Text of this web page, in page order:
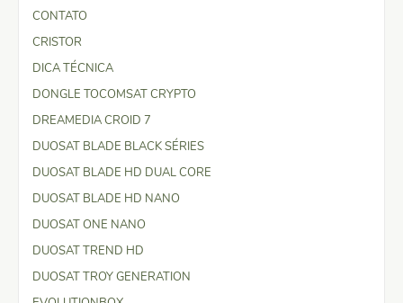
CONTATO
CRISTOR
DICA TÉCNICA
DONGLE TOCOMSAT CRYPTO
DREAMEDIA CROID 7
DUOSAT BLADE BLACK SÉRIES
DUOSAT BLADE HD DUAL CORE
DUOSAT BLADE HD NANO
DUOSAT ONE NANO
DUOSAT TREND HD
DUOSAT TROY GENERATION